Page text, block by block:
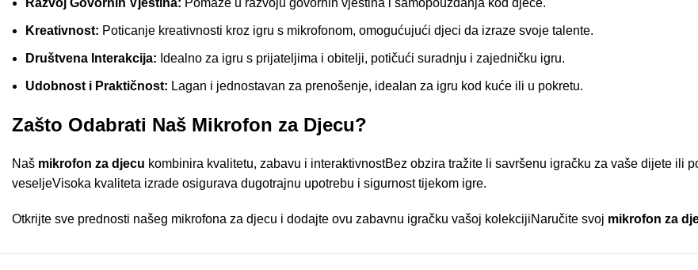
Razvoj Govornih Vještina: Pomaže u razvoju govornih vještina i samopouzdanja kod djece.
Kreativnost: Poticanje kreativnosti kroz igru s mikrofonom, omogućujući djeci da izraze svoje talente.
Društvena Interakcija: Idealno za igru s prijateljima i obitelji, potičući suradnju i zajedničku igru.
Udobnost i Praktičnost: Lagan i jednostavan za prenošenje, idealan za igru kod kuće ili u pokretu.
Zašto Odabrati Naš Mikrofon za Djecu?
Naš mikrofon za djecu kombinira kvalitetu, zabavu i interaktivnostBez obzira tražite li savršenu igračku za vaše dijete ili
veseljeVisoka kvaliteta izrade osigurava dugotrajnu upotrebu i sigurnost tijekom igre.
Otkrijte sve prednosti našeg mikrofona za djecu i dodajte ovu zabavnu igračku vašoj kolekcijiNaručite svoj mikrofon za